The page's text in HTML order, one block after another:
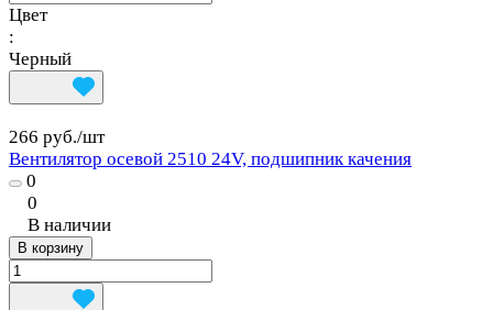
Цвет
:
Черный
266 руб./шт
Вентилятор осевой 2510 24V, подшипник качения
0
0
В наличии
В корзину